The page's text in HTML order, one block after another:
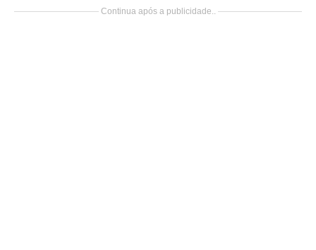
Continua após a publicidade..